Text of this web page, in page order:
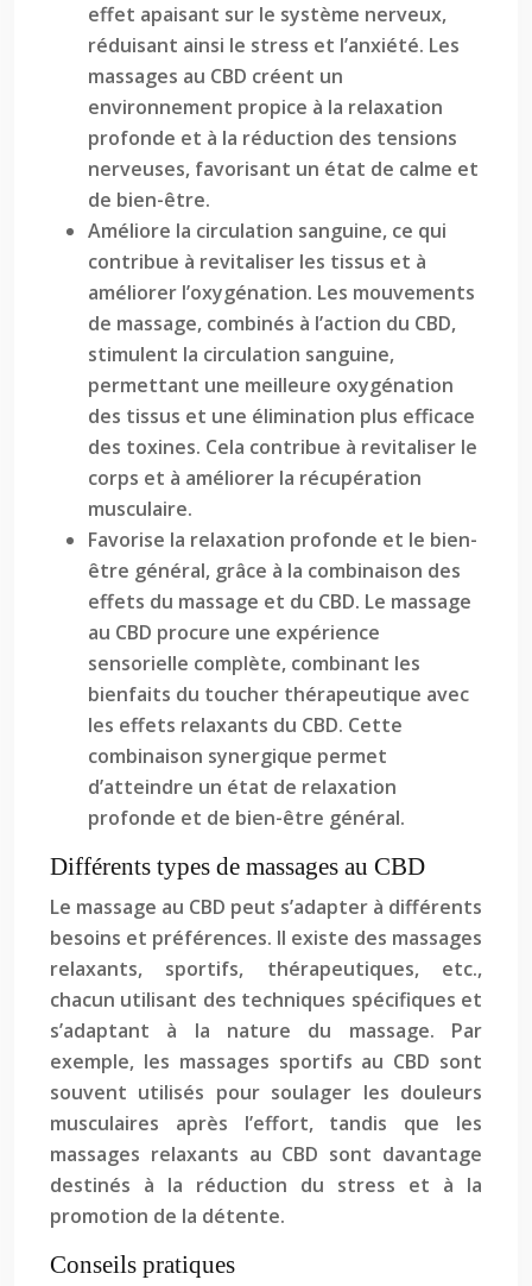
effet apaisant sur le système nerveux,
réduisant ainsi le stress et l’anxiété. Les
massages au CBD créent un
environnement propice à la relaxation
profonde et à la réduction des tensions
nerveuses, favorisant un état de calme et
de bien-être.
Améliore la circulation sanguine, ce qui
contribue à revitaliser les tissus et à
améliorer l’oxygénation. Les mouvements
de massage, combinés à l’action du CBD,
stimulent la circulation sanguine,
permettant une meilleure oxygénation
des tissus et une élimination plus efficace
des toxines. Cela contribue à revitaliser le
corps et à améliorer la récupération
musculaire.
Favorise la relaxation profonde et le bien-
être général, grâce à la combinaison des
effets du massage et du CBD. Le massage
au CBD procure une expérience
sensorielle complète, combinant les
bienfaits du toucher thérapeutique avec
les effets relaxants du CBD. Cette
combinaison synergique permet
d’atteindre un état de relaxation
profonde et de bien-être général.
Différents types de massages au CBD
Le massage au CBD peut s’adapter à différents
besoins et préférences. Il existe des massages
relaxants, sportifs, thérapeutiques, etc.,
chacun utilisant des techniques spécifiques et
s’adaptant à la nature du massage. Par
exemple, les massages sportifs au CBD sont
souvent utilisés pour soulager les douleurs
musculaires après l’effort, tandis que les
massages relaxants au CBD sont davantage
destinés à la réduction du stress et à la
promotion de la détente.
Conseils pratiques